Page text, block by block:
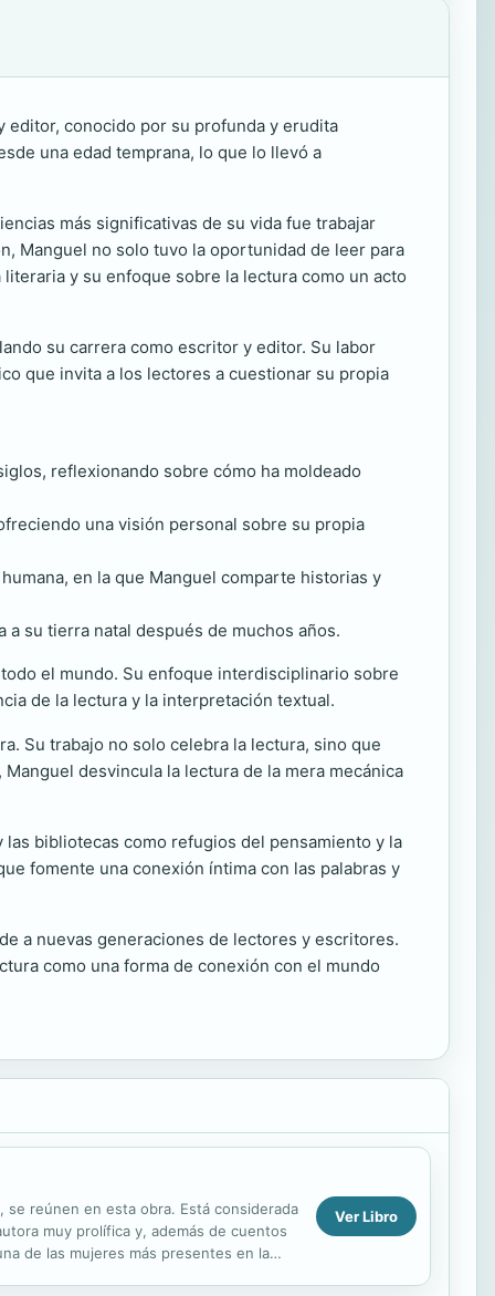
editor, conocido por su profunda y erudita
una edad temprana, lo que lo llevó a
más significativas de su vida fue trabajar
Manguel no solo tuvo la oportunidad de leer para
y su enfoque sobre la lectura como un acto
su carrera como escritor y editor. Su labor
que invita a los lectores a cuestionar su propia
reflexionando sobre cómo ha moldeado
una visión personal sobre su propia
en la que Manguel comparte historias y
su tierra natal después de muchos años.
el mundo. Su enfoque interdisciplinario sobre
de la lectura y la interpretación textual.
Su trabajo no solo celebra la lectura, sino que
desvincula la lectura de la mera mecánica
bibliotecas como refugios del pensamiento y la
fomente una conexión íntima con las palabras y
a nuevas generaciones de lectores y escritores.
como una forma de conexión con el mundo
se reúnen en esta obra. Está considerada
muy prolífica y, además de cuentos
de las mujeres más presentes en la
Ver Libro